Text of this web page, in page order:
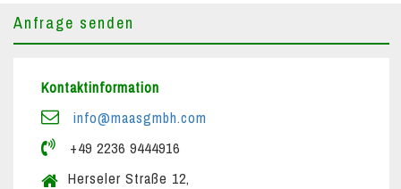
Anfrage senden
Kontaktinformation
info@maasgmbh.com
+49 2236 9444916
Herseler Straße 12,